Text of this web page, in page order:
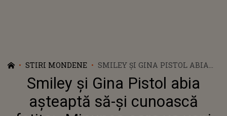
STIRI MONDENE
SMILEY ȘI GINA PISTOL ABIA
AȘTEAPTĂ SĂ-ȘI CUNOASCĂ
FETIȚA: „MINUNEA CARE VA
VENI PE LUME ANUL VIITOR...”
Smiley și Gina Pistol abia
așteaptă să-și cunoască